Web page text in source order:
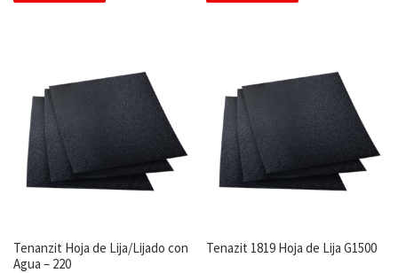
Tenanzit Hoja de Lija/Lijado con
Agua – 220
Tenazit 1819 Hoja de Lija G1500